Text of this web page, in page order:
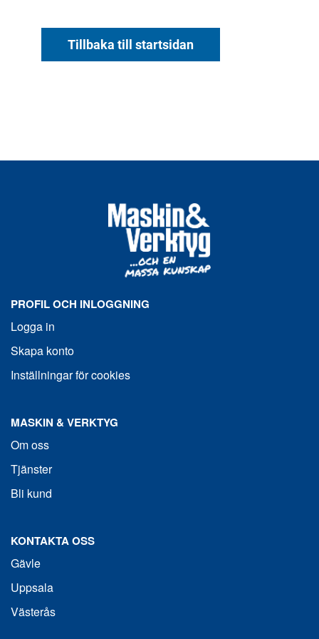
Tillbaka till startsidan
PROFIL OCH INLOGGNING
Logga in
Skapa konto
Inställningar för cookies
MASKIN & VERKTYG
Om oss
Tjänster
Bli kund
KONTAKTA OSS
Gävle
Uppsala
Västerås